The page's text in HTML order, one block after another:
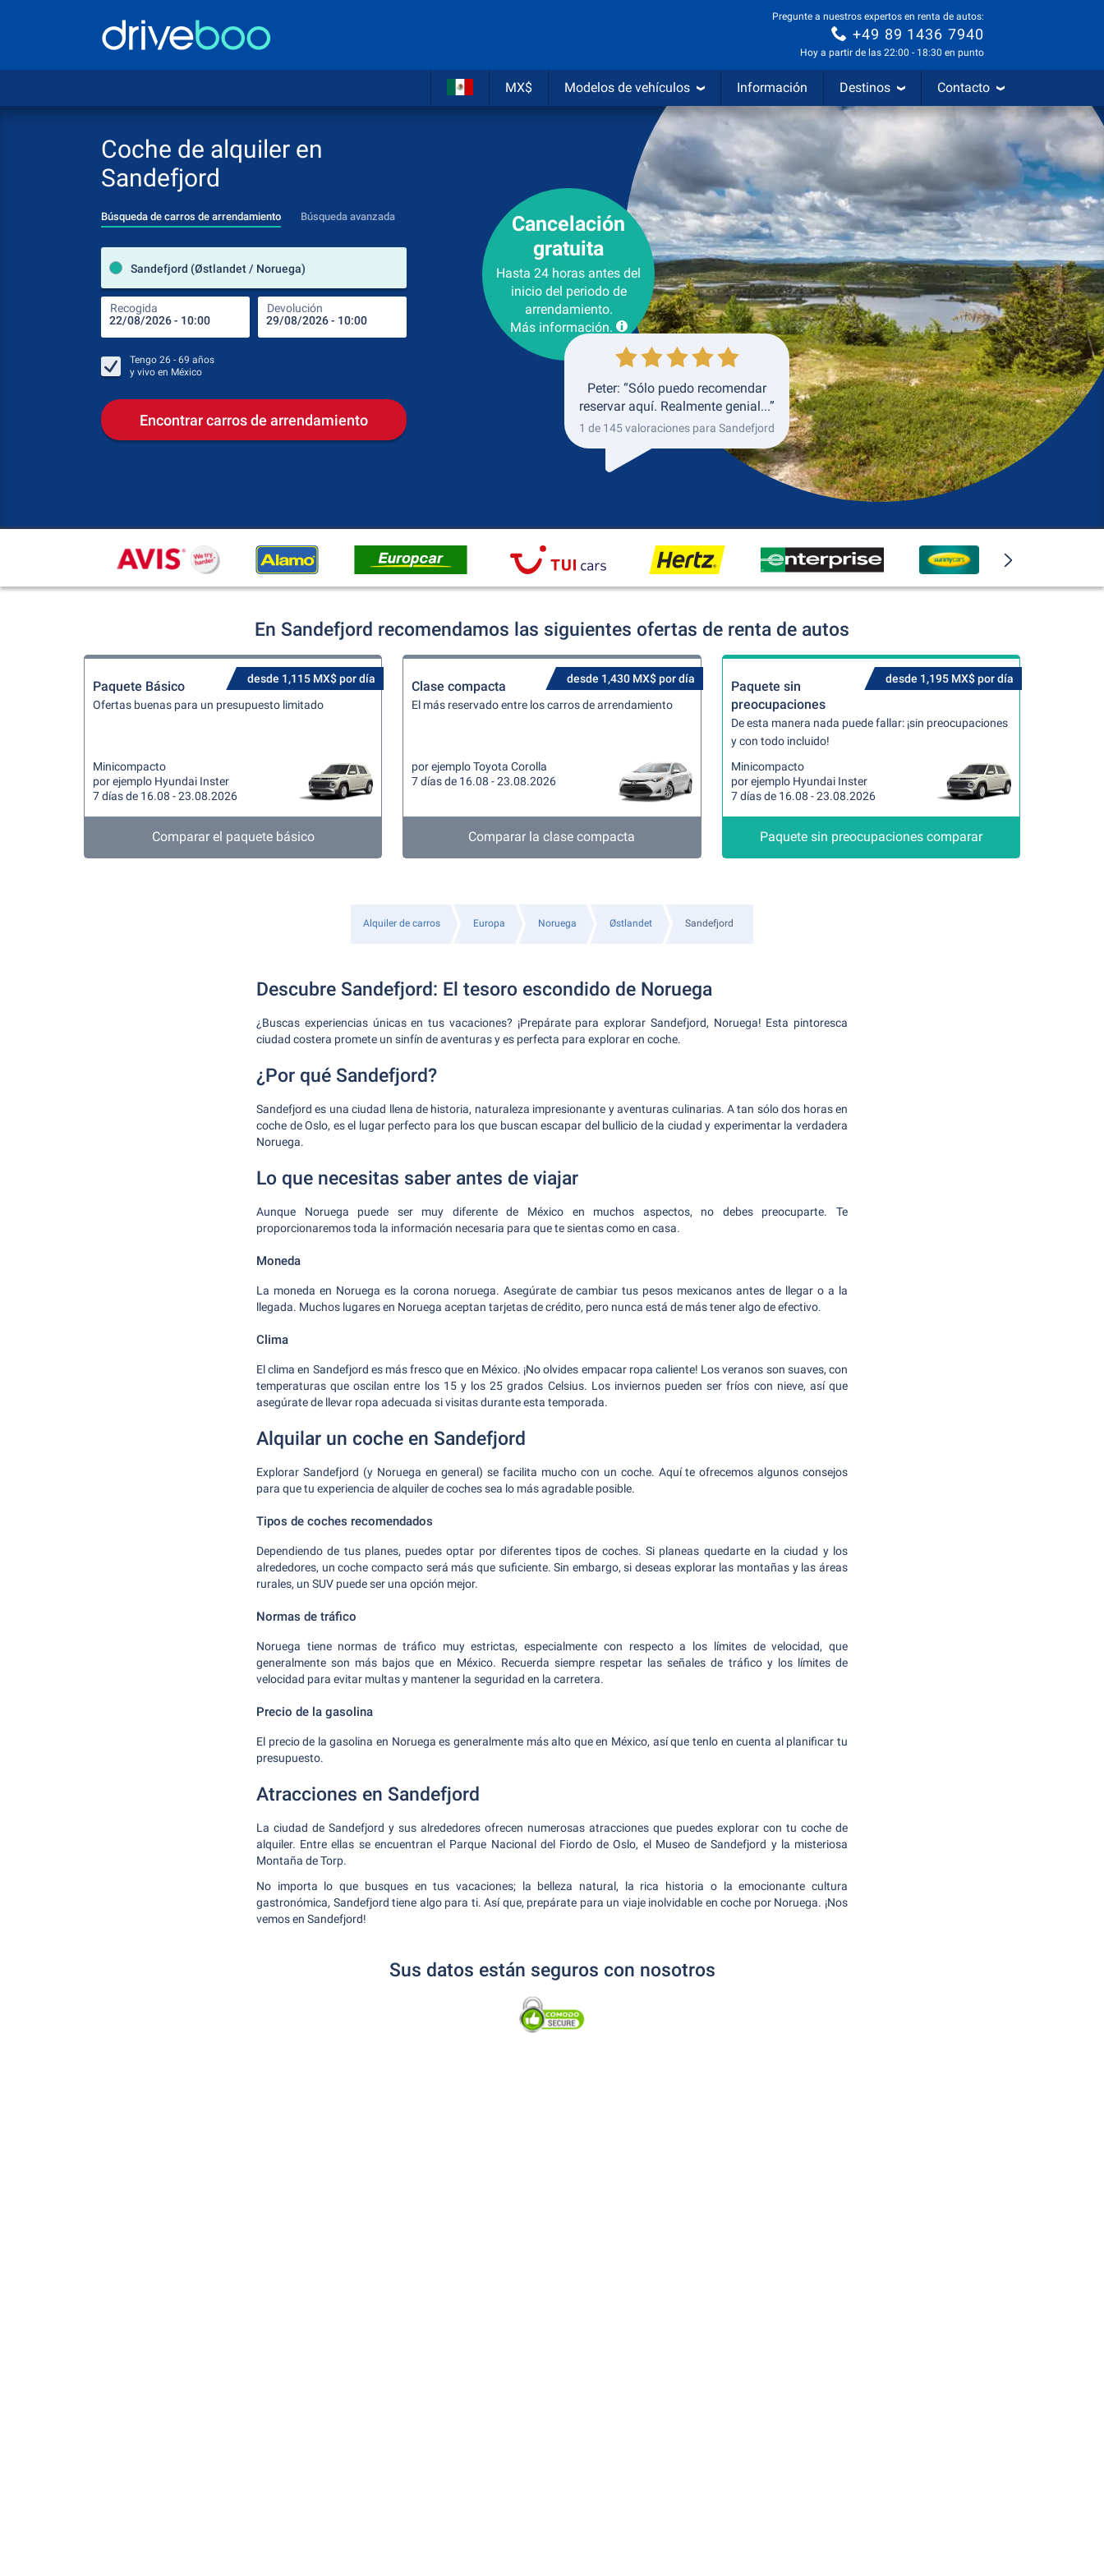
Pregunte a nuestros expertos en renta de autos:
+49 89 1436 7940
Hoy a partir de las 22:00 - 18:30 en punto
MX$ Modelos de vehículos Información Destinos Contacto
Coche de alquiler en
Sandefjord
Búsqueda de carros de arrendamiento Búsqueda avanzada
Sandefjord (Østlandet / Noruega)
Recogida Devolución
lugar de arrendamiento
Lugar de devolución
Devolución
Tengo 26 - 69 años
y vivo en México
Encontrar carros de arrendamiento
Cancelación
gratuita
Hasta 24 horas antes del
inicio del periodo de
arrendamiento.
Más información.
Peter: “Sólo puedo recomendar
reservar aquí. Realmente genial...”
1 de 145 valoraciones para Sandefjord
En Sandefjord recomendamos las siguientes ofertas de renta de autos
desde 1,115 MX$ por día
Paquete Básico
Ofertas buenas para un presupuesto limitado
Minicompacto
por ejemplo Hyundai Inster
7 días de 16.08 - 23.08.2026
Comparar el paquete básico
desde 1,430 MX$ por día
Clase compacta
El más reservado entre los carros de arrendamiento
por ejemplo Toyota Corolla
7 días de 16.08 - 23.08.2026
Comparar la clase compacta
desde 1,195 MX$ por día
Paquete sin
preocupaciones
De esta manera nada puede fallar: ¡sin preocupaciones
y con todo incluido!
Minicompacto
por ejemplo Hyundai Inster
7 días de 16.08 - 23.08.2026
Paquete sin preocupaciones comparar
Alquiler de carros Europa Noruega Østlandet Sandefjord
Descubre Sandefjord: El tesoro escondido de Noruega
¿Buscas experiencias únicas en tus vacaciones? ¡Prepárate para explorar Sandefjord, Noruega! Esta pintoresca
ciudad costera promete un sinfín de aventuras y es perfecta para explorar en coche.
¿Por qué Sandefjord?
Sandefjord es una ciudad llena de historia, naturaleza impresionante y aventuras culinarias. A tan sólo dos horas en
coche de Oslo, es el lugar perfecto para los que buscan escapar del bullicio de la ciudad y experimentar la verdadera
Noruega.
Lo que necesitas saber antes de viajar
Aunque Noruega puede ser muy diferente de México en muchos aspectos, no debes preocuparte. Te
proporcionaremos toda la información necesaria para que te sientas como en casa.
Moneda
La moneda en Noruega es la corona noruega. Asegúrate de cambiar tus pesos mexicanos antes de llegar o a la
llegada. Muchos lugares en Noruega aceptan tarjetas de crédito, pero nunca está de más tener algo de efectivo.
Clima
El clima en Sandefjord es más fresco que en México. ¡No olvides empacar ropa caliente! Los veranos son suaves, con
temperaturas que oscilan entre los 15 y los 25 grados Celsius. Los inviernos pueden ser fríos con nieve, así que
asegúrate de llevar ropa adecuada si visitas durante esta temporada.
Alquilar un coche en Sandefjord
Explorar Sandefjord (y Noruega en general) se facilita mucho con un coche. Aquí te ofrecemos algunos consejos
para que tu experiencia de alquiler de coches sea lo más agradable posible.
Tipos de coches recomendados
Dependiendo de tus planes, puedes optar por diferentes tipos de coches. Si planeas quedarte en la ciudad y los
alrededores, un coche compacto será más que suficiente. Sin embargo, si deseas explorar las montañas y las áreas
rurales, un SUV puede ser una opción mejor.
Normas de tráfico
Noruega tiene normas de tráfico muy estrictas, especialmente con respecto a los límites de velocidad, que
generalmente son más bajos que en México. Recuerda siempre respetar las señales de tráfico y los límites de
velocidad para evitar multas y mantener la seguridad en la carretera.
Precio de la gasolina
El precio de la gasolina en Noruega es generalmente más alto que en México, así que tenlo en cuenta al planificar tu
presupuesto.
Atracciones en Sandefjord
La ciudad de Sandefjord y sus alrededores ofrecen numerosas atracciones que puedes explorar con tu coche de
alquiler. Entre ellas se encuentran el Parque Nacional del Fiordo de Oslo, el Museo de Sandefjord y la misteriosa
Montaña de Torp.
No importa lo que busques en tus vacaciones; la belleza natural, la rica historia o la emocionante cultura
gastronómica, Sandefjord tiene algo para ti. Así que, prepárate para un viaje inolvidable en coche por Noruega. ¡Nos
vemos en Sandefjord!
Sus datos están seguros con nosotros